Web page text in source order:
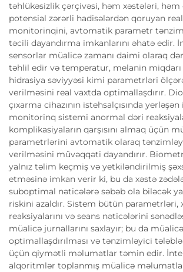
təhlükəsizlik çərçivəsi, həm xəstələri, həm
potensial zərərli hadisələrdən qoruyan
monitorinqini, avtomatik parametr
təcili dayandırma imkanlarını əhatə edir.
sensorlar müalicə zamanı daimi olaraq
təhlil edir və temperatur, melanin
hidrasiya səviyyəsi kimi parametrləri
verilməsini real vaxtda optimallaşdırır.
çıxarma cihazının istehsalçısında
monitorinq sistemi anormal dəri
komplikasiyaların qarşısını almaq üçün
parametrlərini avtomatik olaraq
verilməsini müvəqqəti dayandırır.
yalnız təlim keçmiş və yetkiləndirilmiş
etməsinə imkan verir ki, bu da xəstə
suboptimal nəticələrə səbəb ola biləcək
riskini azaldır. Sistem bütün parametrləri,
reaksiyalarını və seans nəticələrini
müalicə jurnallarını saxlayır; bu da müalicə
optimallaşdırılması və tənzimləyici
üçün qiymətli məlumatlar təmin edir.
alqoritmlər toplanmış müalicə